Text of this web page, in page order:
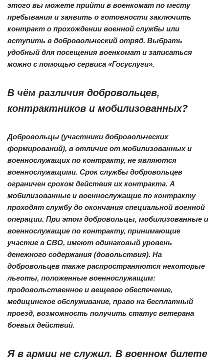
этого вы можете прийти в военкомат по месту
пребывания и заявить о готовности заключить
контракт о прохождении военной службы или
вступить в добровольческий отряд. Выбрать
удобный для посещения военкомат и записаться
можно с помощью сервиса «Госуслуги».
В чём различия добровольцев,
контрактников и мобилизованных?
Добровольцы (участники добровольческих
формирований), в отличие от мобилизованных и
военнослужащих по контракту, не являются
военнослужащими. Срок службы добровольцев
ограничен сроком действия их контракта. А
мобилизованные и военнослужащие по контракту
проходят службу до окончания специальной военной
операции. При этом добровольцы, мобилизованные и
военнослужащие по контракту, принимающие
участие в СВО, имеют одинаковый уровень
денежного содержания (довольствия). На
добровольцев также распространяются некоторые
льготы, положенные военнослужащим:
продовольственное и вещевое обеспечение,
медицинское обслуживание, право на бесплатный
проезд, возможность получить статус ветерана
боевых действий.
Я в армии не служил. В военном билете